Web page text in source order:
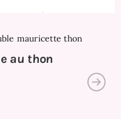
mauricette thon
au thon